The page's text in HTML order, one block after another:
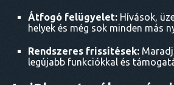
Átfogó felügyelet: Hívások,
helyek és még sok minden más
Rendszeres frissítések:
legújabb funkciókkal és